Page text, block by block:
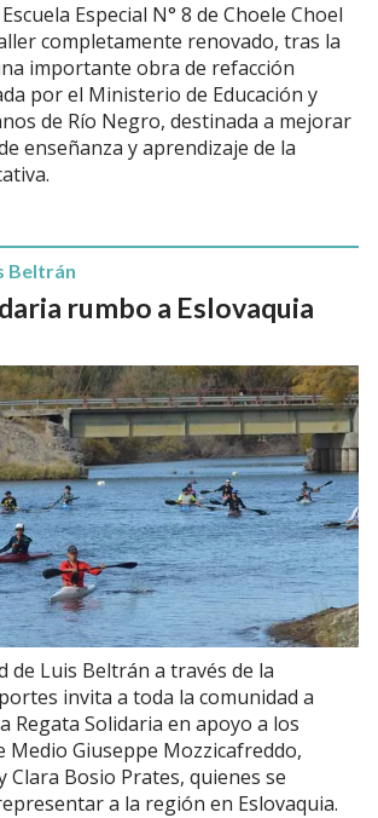
Especial N° 8 de Choele Choel
completamente renovado, tras la
importante obra de refacción
por el Ministerio de Educación y
de Río Negro, destinada a mejorar
enseñanza y aprendizaje de la
rumbo a Eslovaquia
Beltrán
de Luis Beltrán a través de la
invita a toda la comunidad a
Regata Solidaria en apoyo a los
Medio Giuseppe Mozzicafreddo,
Clara Bosio Prates, quienes se
a la región en Eslovaquia.